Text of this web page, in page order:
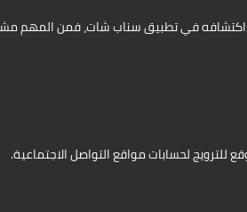
اكتشافه في تطبيق سناب شات، فمن المهم
لحسابات مواقع التواصل الاجتماعية.